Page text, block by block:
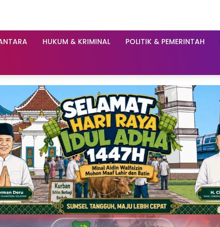
HUKUM & KRIMINAL POLITIK & PEMERINTAH